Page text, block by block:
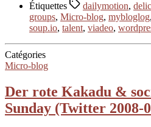
Étiquettes dailymotion,
groups, Micro-blog, mybloglog,
soup.io, talent, viadeo,
Catégories
Micro-blog
Der rote Kakadu &
Sunday (Twitter 2008-